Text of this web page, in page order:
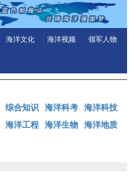
海洋文化 海洋视频 领军人物
综合知识 海洋科考 海洋科技
海洋工程 海洋生物 海洋地质